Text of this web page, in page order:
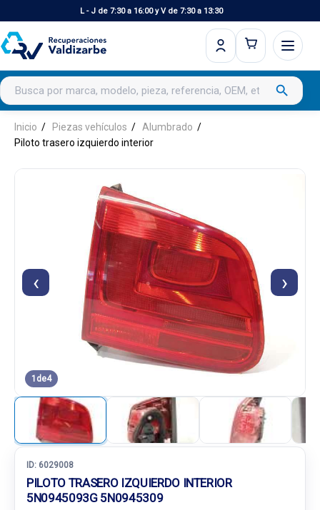
L - J de 7:30 a 16:00 y V de 7:30 a 13:30
Buscar productos search
Inicio Piezas vehículos
Alumbrado
Piloto trasero izquierdo interior
‹ ›
1 de4
ID: 6029008
PILOTO TRASERO IZQUIERDO INTERIOR
5N0945093G 5N0945309